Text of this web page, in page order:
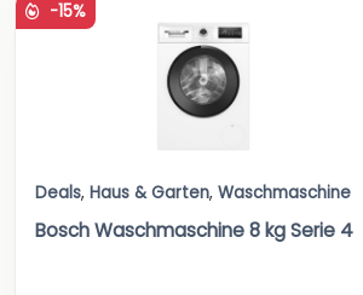
-15%
Deals, Haus & Garten, Waschmaschine
Bosch Waschmaschine 8 kg Serie 4